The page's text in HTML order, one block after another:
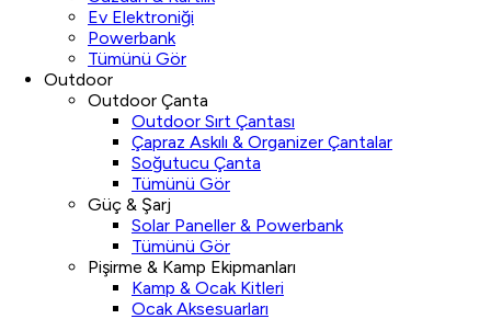
Ev Elektroniği
Powerbank
Tümünü Gör
Outdoor
Outdoor Çanta
Outdoor Sırt Çantası
Çapraz Askılı & Organizer Çantalar
Soğutucu Çanta
Tümünü Gör
Güç & Şarj
Solar Paneller & Powerbank
Tümünü Gör
Pişirme & Kamp Ekipmanları
Kamp & Ocak Kitleri
Ocak Aksesuarları